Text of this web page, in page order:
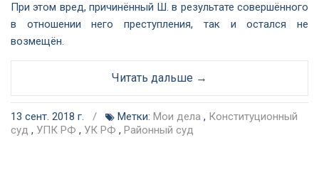
При этом вред, причинённый Ш. в результате совершённого
в отношении него преступления, так и остался не
возмещён.
Читать дальше →
13 сент. 2018 г. / Метки: Мои дела , Конституционный
суд , УПК РФ , УК РФ , Районный суд